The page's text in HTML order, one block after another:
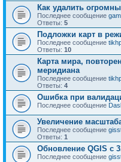
Как удалить
Последнее сообщение
Ответы: 5
Подложки карт в
Последнее сообщение
Ответы: 10
Карта мира,
меридиана
Последнее сообщение
Ответы: 4
Ошибка при
Последнее сообщение
Увеличение
Последнее сообщение
Ответы: 1
Обновление QGIS c
Последнее сообщение